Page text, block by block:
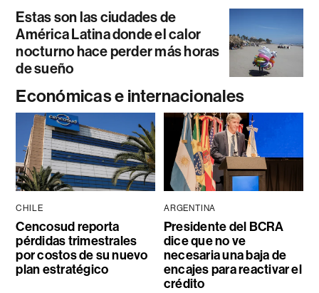
Estas son las ciudades de
América Latina donde el calor
nocturno hace perder más horas
de sueño
Económicas e internacionales
CHILE
Cencosud reporta
pérdidas trimestrales
por costos de su nuevo
plan estratégico
ARGENTINA
Presidente del BCRA
dice que no ve
necesaria una baja de
encajes para reactivar el
crédito